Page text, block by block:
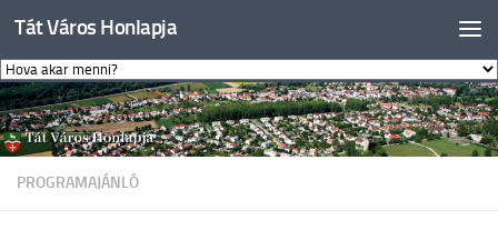
Skip to content
Tát Város Honlapja
PROGRAMAJÁNLÓ